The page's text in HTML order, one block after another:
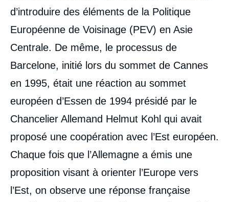
d’introduire des éléments de la Politique
Européenne de Voisinage (PEV) en Asie
Centrale. De même, le processus de
Barcelone, initié lors du sommet de Cannes
en 1995, était une réaction au sommet
européen d’Essen de 1994 présidé par le
Chancelier Allemand Helmut Kohl qui avait
proposé une coopération avec l’Est européen.
Chaque fois que l’Allemagne a émis une
proposition visant à orienter l’Europe vers
l’Est, on observe une réponse française